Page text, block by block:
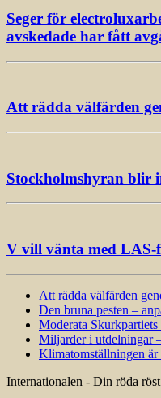
Seger för
avskedade har fått
Att rädda välfärden
Stockholmshyran blir
V vill vänta med LAS-
Att rädda välfärden
Den bruna pesten –
Moderata
Miljarder i utdelningar
Klimatomställningen är
Internationalen - Din röda röst